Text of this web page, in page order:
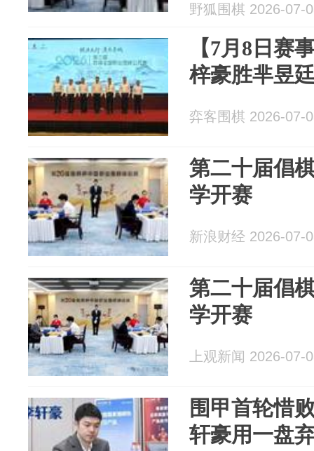
野狐围棋 2026-07-
【7月8日赛
梓豪胜芈昱
弈客围棋 2026-07-
第二十届倡
学开赛
新浪财经 2026-07-
第二十届倡
学开赛
上观新闻 2026-07-
围甲首轮惜
轩豪用一盘